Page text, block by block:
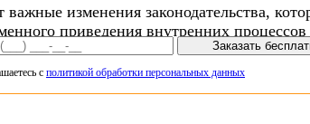
изменения законодательства,
приведения внутренних
Заказать
с политикой обработки персональных данных